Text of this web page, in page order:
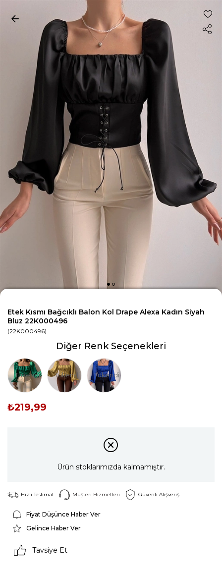
Etek Kısmı Bağcıklı Balon Kol Drape Alexa Kadın Siyah
Bluz 22K000496
(22K000496)
Diğer Renk Seçenekleri
Tükendi Tükendi Tükendi
₺219,99
Ürün stoklarımızda kalmamıştır.
Hızlı Teslimat Müşteri Hizmetleri Güvenli Alışveriş
Fiyat Düşünce Haber Ver
Gelince Haber Ver
Tavsiye Et